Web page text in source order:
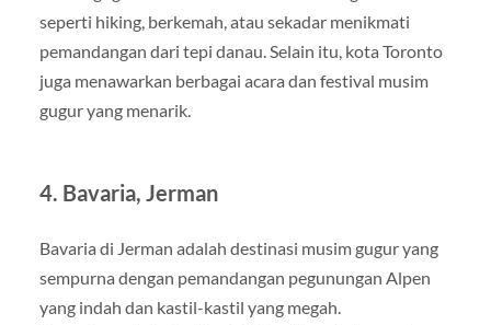
seperti hiking, berkemah, atau sekadar menikmati
pemandangan dari tepi danau. Selain itu, kota Toronto
juga menawarkan berbagai acara dan festival musim
gugur yang menarik.
4. Bavaria, Jerman
Bavaria di Jerman adalah destinasi musim gugur yang
sempurna dengan pemandangan pegunungan Alpen
yang indah dan kastil-kastil yang megah.